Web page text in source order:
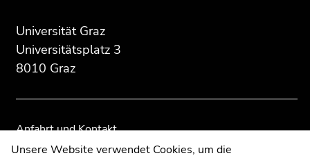
Zusatzinformationen:
Universität Graz
Universitätsplatz 3
8010 Graz
Anfahrt und Kontakt
Kommunikation und Öffentlichkeitsarbeit
Übersicht
Übersicht
Unsere Website verwendet Cookies, um die